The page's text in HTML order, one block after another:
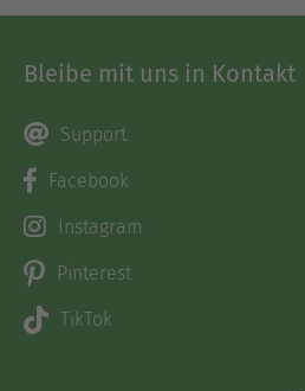
Bleibe mit uns in Kontakt
Support
Facebook
Instagram
Pinterest
TikTok